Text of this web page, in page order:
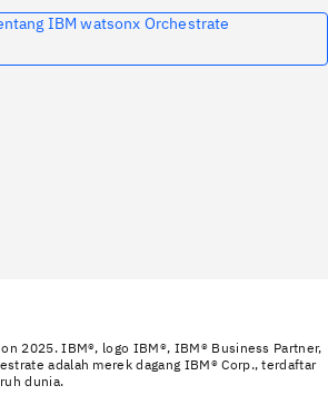
IBM watsonx Orchestrate
2025. IBM®, logo IBM®, IBM® Business Partner,
adalah merek dagang IBM® Corp., terdaftar
dunia.